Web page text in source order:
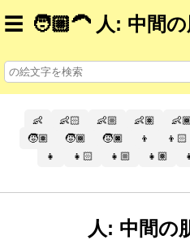
☰ 🧑🏼‍🦱 人: 中間
👶 👶🏻 👶🏼 👶🏽
🧒🏽
🧒🏾 🧒🏿 👦 👦🏻
👧
👧🏻 👧🏼 👧🏽
人: 中間の